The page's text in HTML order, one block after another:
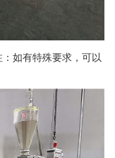
如有特殊要求，可以